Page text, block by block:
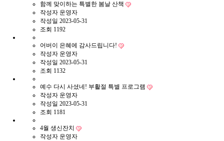
함께 맞이하는 특별한 봄날 산책
작성자 운영자
작성일 2023-05-31
조회 1192
어버이 은혜에 감사드립니다!
작성자 운영자
작성일 2023-05-31
조회 1132
예수 다시 사셨네! 부활절 특별 프로그램
작성자 운영자
작성일 2023-05-31
조회 1181
4월 생신잔치
작성자 운영자